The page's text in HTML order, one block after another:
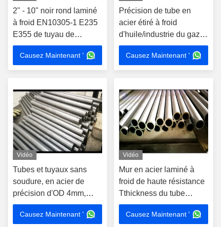
2" - 10" noir rond laminé
à froid EN10305-1 E235
E355 de tuyau de
diamètre extérieur
Causez Maintenant '
Précision de tube en
acier étiré à froid
d'huile/industrie du gaz
haute avec la surface
galvanisée
Causez Maintenant '
Vidéo
Tubes et tuyaux sans
soudure, en acier de
précision d'OD 4mm,
tubes ronds sans couture
de faible diamètre
Causez Maintenant '
Vidéo
Mur en acier laminé à
froid de haute résistance
Tthickness du tube
0.3mm pour l'amortisseur
de Motorcyle
Causez Maintenant '